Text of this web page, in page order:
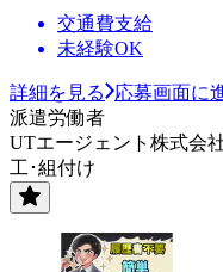
交通費支給
未経験OK
詳細を見る
応募画面に
派遣労働者
UTエージェント株式会
工･組付け